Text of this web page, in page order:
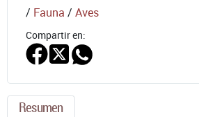
/ Fauna / Aves
Compartir en:
Resumen